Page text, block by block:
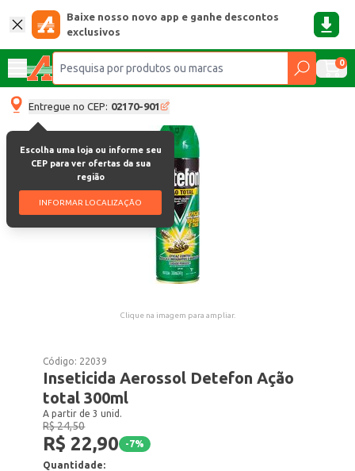
Baixe nosso novo app e ganhe descontos
exclusivos
0
Entregue no CEP: 02170-901
Escolha uma loja ou informe seu
CEP para ver ofertas da sua
região
INFORMAR LOCALIZAÇÃO
Clique na imagem para ampliar.
Código: 22039
Inseticida Aerossol Detefon Ação
total 300ml
A partir de 3 unid.
R$ 24,50
R$ 22,90 -7%
Quantidade: